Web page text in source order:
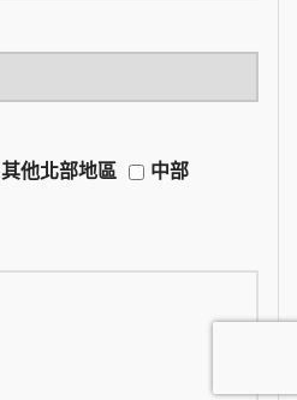
其他北部地區
中部